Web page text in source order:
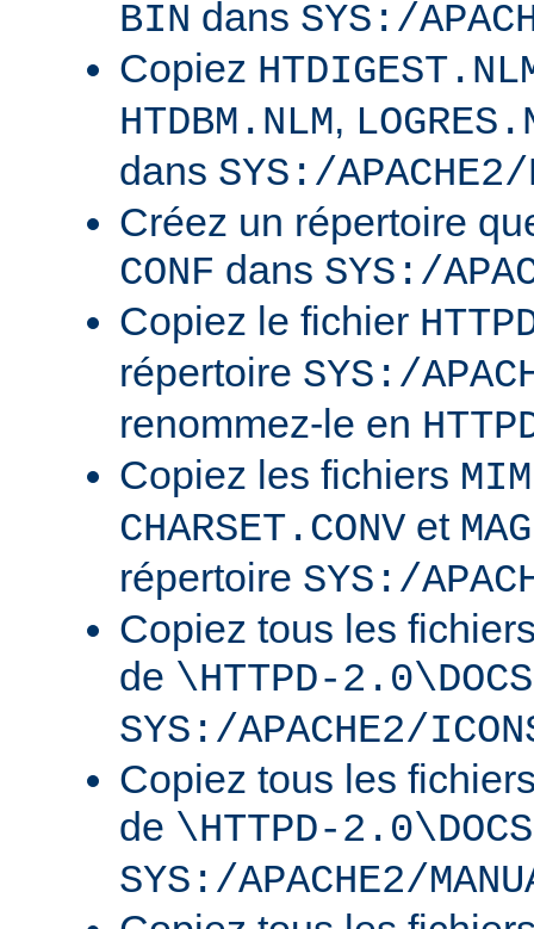
BIN dans SYS:/
Copiez
HTDBM.NLM,
dans SYS:/
Créez un répertoire
CONF dans SYS:/
Copiez le fichier
répertoire SYS:/
renommez-le en
Copiez les fichiers
CHARSET.CONV et
répertoire SYS:/
Copiez tous les
de \HTTPD-
SYS:/APACHE2/
Copiez tous les
de \HTTPD-
SYS:/APACHE2/